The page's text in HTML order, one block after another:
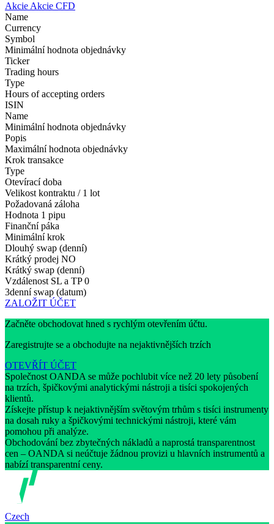
Akcie Akcie CFD
Name
Currency
Symbol
Minimální hodnota objednávky
Ticker
Trading hours
Type
Hours of accepting orders
ISIN
Name
Minimální hodnota objednávky
Popis
Maximální hodnota objednávky
Krok transakce
Type
Otevírací doba
Velikost kontraktu / 1 lot
Požadovaná záloha
Hodnota 1 pipu
Finanční páka
Minimální krok
Dlouhý swap (denní)
Krátký prodej NO
Krátký swap (denní)
Vzdálenost SL a TP 0
3denní swap (datum)
ZALOŽIT ÚČET
Začněte obchodovat hned s rychlým otevřením účtu.
Zaregistrujte se a obchodujte na nejaktivnějších trzích
OTEVŘÍT ÚČET
Společnost OANDA se může pochlubit více než 20 lety působení
na trzích, špičkovými analytickými nástroji a tisíci spokojených
klientů.
Získejte přístup k nejaktivnějším světovým trhům s tisíci instrumenty
na dosah ruky a špičkovými technickými nástroji, které vám
pomohou při analýze.
Obchodování bez zbytečných nákladů a naprostá transparentnost
cen – OANDA si neúčtuje žádnou provizi u hlavních instrumentů a
nabízí transparentní ceny.
Czech